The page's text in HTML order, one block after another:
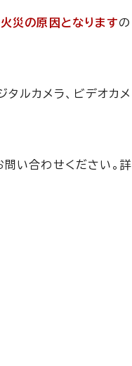
災の原因となりますの
タルカメラ、ビデオカメ
い合わせください。詳